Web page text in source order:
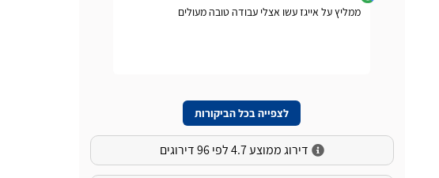
ממליץ על אייגז עשו אצלי עבודה טובה מעולים
לצפייה בכל הביקורות
דירוג ממוצע 4.7 לפי 96 דירוגים